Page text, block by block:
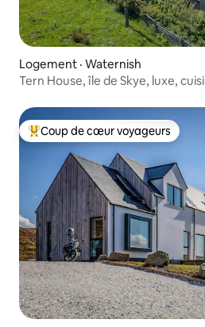
Logement · Waternish
Tern House, île de Skye, luxe,
Coup de cœur voyageurs parmi les
Coup de cœur voyageurs